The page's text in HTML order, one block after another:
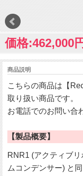
価格:462,000
商品説明
こちらの商品は【
取り扱い商品です。
お電話でのお問い合
【製品概要】
RNR1 (アクティブ
ムコンデンサー) と